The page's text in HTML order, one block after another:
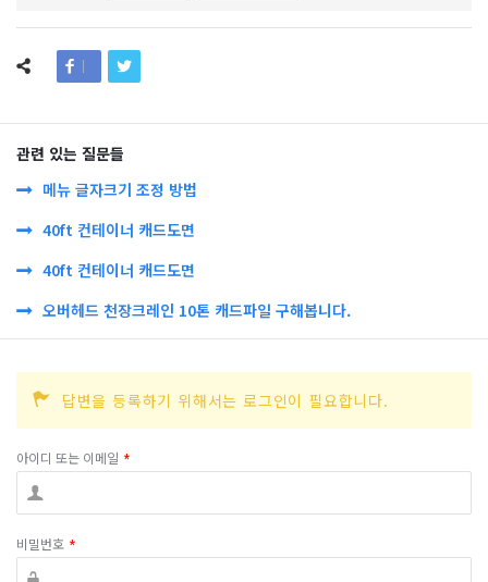
관련 있는 질문들
메뉴 글자크기 조정 방법
40ft 컨테이너 캐드도면
40ft 컨테이너 캐드도면
오버헤드 천장크레인 10톤 캐드파일 구해봅니다.
답변을 등록하기 위해서는 로그인이 필요합니다.
아이디 또는 이메일 *
비밀번호 *